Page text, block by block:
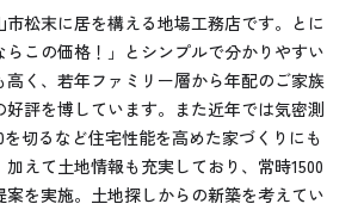
Instagram
シー
松末に居を構える地場工務店です。とに
らこの価格！」とシンプルで分かりやすい
く、若年ファミリー層から年配のご家族
好評を博しています。また近年では気密測
を切るなど住宅性能を高めた家づくりにも
えて土地情報も充実しており、常時1500
を実施。土地探しからの新築を考えてい